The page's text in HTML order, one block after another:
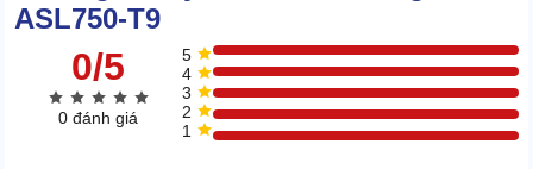
ASL750-T9
0/5
0 đánh giá
5
4
3
2
1